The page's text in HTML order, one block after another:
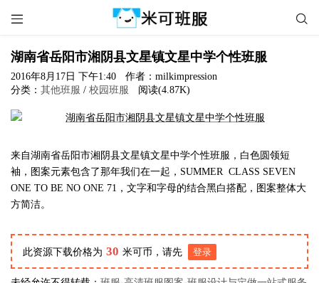
 
湖南省岳阳市湘阴县文星镇文星中学个性班服
2016年8月17日 下午1:40
作者：milkimpression
分类： 其他班服 / 校园班服 阅读(4.87K)
来自湖南省岳阳市湘阴县文星镇文星中学个性班服，白色圆领短
袖，图案元素包含了那年我们在一起，SUMMER CLASS SEVEN
ONE TO BE NO ONE 71，文字和字母的结合黑白搭配，图案整体大
方简洁。
此资源下载价格为 30 米可币，请先 登录